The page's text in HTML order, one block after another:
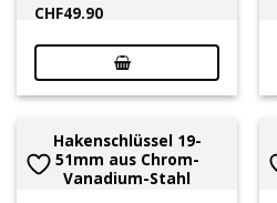
CHF49.90
Hakenschlüssel 19-
51mm aus Chrom-
Vanadium-Stahl